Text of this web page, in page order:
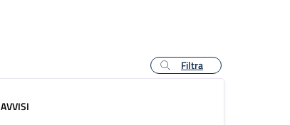
Filtra
AVVISI